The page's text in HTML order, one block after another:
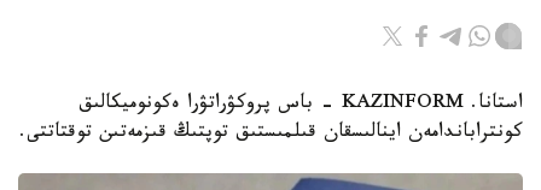
استانا. KAZINFORM - باس پروكۋراتۋرا ەكونوميكالىق
كونتراباندامەن اينالىسقان قىلمىستىق توپتىڭ قىزمەتىن توقتاتتى.